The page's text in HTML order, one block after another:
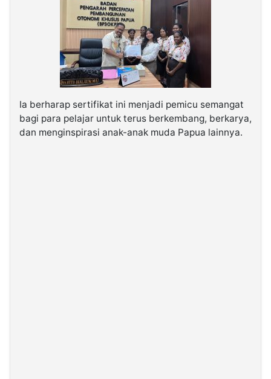
Ia berharap sertifikat ini menjadi pemicu semangat
bagi para pelajar untuk terus berkembang, berkarya,
dan menginspirasi anak-anak muda Papua lainnya.